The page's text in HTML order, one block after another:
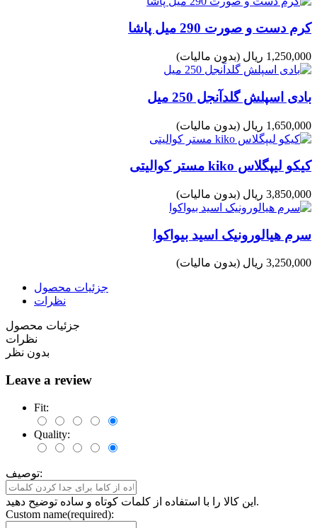
کرم دست و صورت 290 میل پاشا
1,250,000 ریال (بدون مالیات)
بادی اسپلش گلدآنجل 250 میل
1,650,000 ریال (بدون مالیات)
کیکو لیپگلاس kiko مستر کوالیتی
3,850,000 ریال (بدون مالیات)
سرم هیالورونیک اسید بیواکوا
3,250,000 ریال (بدون مالیات)
جزئیات محصول
نظرات
جزئیات محصول
نظرات
بدون نظر
Leave a review
Fit:
Quality:
توصیف:
این کالا را با استفاده از کلمات کوتاه و ساده توضیح دهید.
Custom name(required):